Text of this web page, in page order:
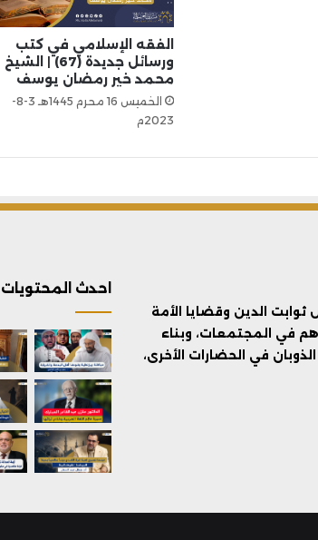
الفقه الإسلامي في كتب
ورسائل جديدة (67) | الشيخ
محمد خير رمضان يوسف
الخميس 16 محرم 1445هـ 3-8-
2023م
الدين وقضايا الأمة
في المجتمعات، وبناء
في الحضارات الأخرى،
احدث المحتويات